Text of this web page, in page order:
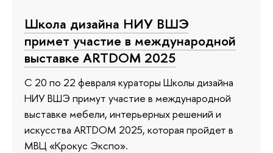
Школа дизайна НИУ ВШЭ
примет участие в международной
выставке ARTDOM 2025
С 20 по 22 февраля кураторы Школы дизайна
НИУ ВШЭ примут участие в международной
выставке мебели, интерьерных решений и
искусства ARTDOM 2025, которая пройдет в
МВЦ «Крокус Экспо».